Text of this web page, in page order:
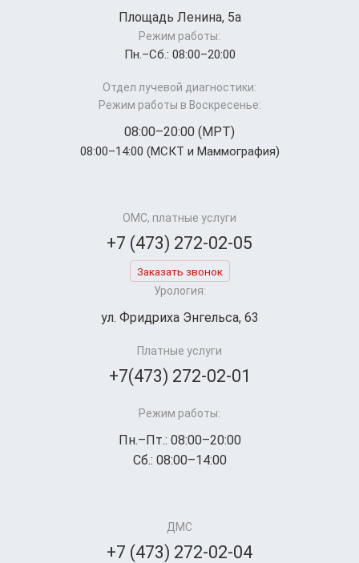
Площадь Ленина, 5а
Режим работы:
Пн.–Cб.: 08:00–20:00
Отдел лучевой диагностики:
Режим работы в Воскресенье:
08:00–20:00 (МРТ)
08:00–14:00 (МСКТ и Маммография)
ОМС, платные услуги
+7 (473) 272-02-05
Заказать звонок
Урология:
ул. Фридриха Энгельса, 63
Платные услуги
+7(473) 272-02-01
Режим работы:
Пн.–Пт.: 08:00–20:00
Сб.: 08:00–14:00
ДМС
+7 (473) 272-02-04